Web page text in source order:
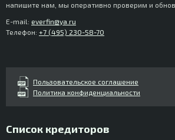
напишите нам, мы оперативно проверим и
E-mail: everfin@ya.ru
Телефон: +7 (495) 230-58-70
Пользовательское соглашение
Политика конфиденциальности
Список кредиторов